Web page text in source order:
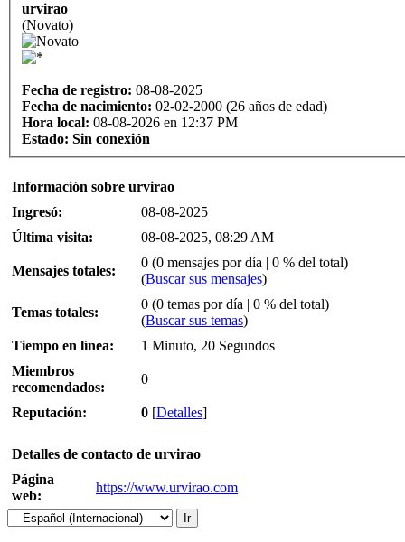
urvirao
(Novato)
Fecha de registro: 08-08-2025
Fecha de nacimiento: 02-02-2000 (26 años de edad)
Hora local: 08-08-2026 en 12:37 PM
Estado: Sin conexión
Información sobre urvirao
Ingresó:
08-08-2025
Última visita:
08-08-2025, 08:29 AM
Mensajes totales:
0 (0 mensajes por día | 0 % del total)
(Buscar sus mensajes)
Temas totales:
0 (0 temas por día | 0 % del total)
(Buscar sus temas)
Tiempo en línea:
1 Minuto, 20 Segundos
Miembros
recomendados:
0
Reputación: 0 [Detalles]
Detalles de contacto de urvirao
Página
web:
https://www.urvirao.com